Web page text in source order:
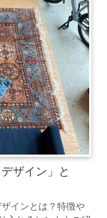
ザイン」と
インとは？特徴や